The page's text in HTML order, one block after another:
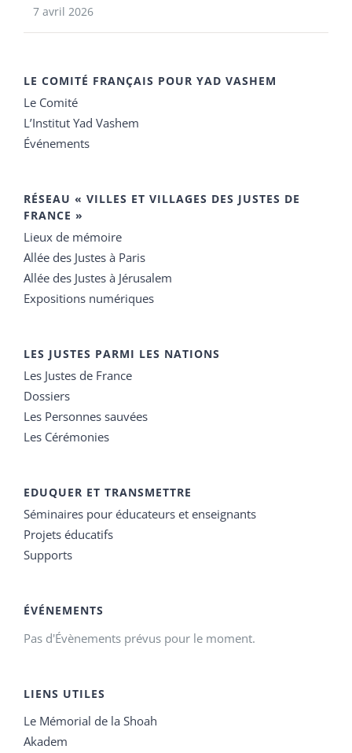
7 avril 2026
LE COMITÉ FRANÇAIS POUR YAD VASHEM
Le Comité
L’Institut Yad Vashem
Événements
RÉSEAU « VILLES ET VILLAGES DES JUSTES DE
FRANCE »
Lieux de mémoire
Allée des Justes à Paris
Allée des Justes à Jérusalem
Expositions numériques
LES JUSTES PARMI LES NATIONS
Les Justes de France
Dossiers
Les Personnes sauvées
Les Cérémonies
EDUQUER ET TRANSMETTRE
Séminaires pour éducateurs et enseignants
Projets éducatifs
Supports
ÉVÉNEMENTS
Pas d'Évènements prévus pour le moment.
LIENS UTILES
Le Mémorial de la Shoah
Akadem